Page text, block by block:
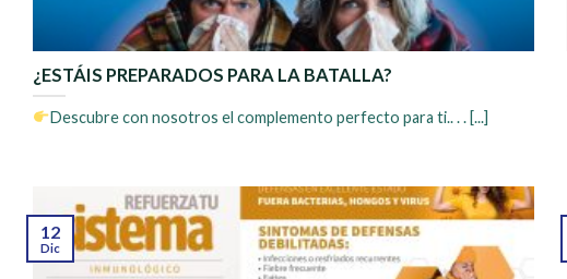
¿ESTÁIS PREPARADOS PARA LA BATALLA?
Descubre con nosotros el complemento perfecto para ti.. . . [...]
12
Dic